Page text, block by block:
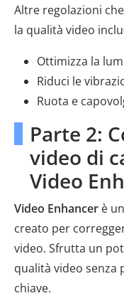
Altre regolazioni
la qualità video
Ottimizza la
Riduci le
Ruota e
Parte 2:
video di
Video
Video Enhancer è
creato per
video. Sfrutta un
qualità video senza
chiave.